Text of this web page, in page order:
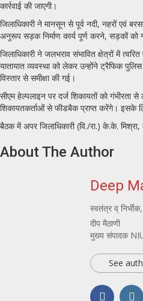
कार्रवाई की जाएगी।
जिलाधिकारी ने मानसून से पूर्व नदी, नहरों एवं
अनुरूप सड़क निर्माण कार्य पूर्ण करने, सड़कों को
जिलाधिकारी ने जलभराव संभावित क्षेत्रों में
यातायात व्यवस्था को लेकर उन्होंने ट्रैफिक
विस्तार से समीक्षा की गई।
सीएम हेल्पलाइन पर दर्ज शिकायतों को गंभीरता
शिकायतकर्ताओं से फीडबैक प्राप्त करेंगे। इसके
बैठक में अपर जिलाधिकारी (वि./रा.) के.के.
About The Author
Deep
स्वतंत्र व्
दीप मैठाणी
मुख्य संपादक
See